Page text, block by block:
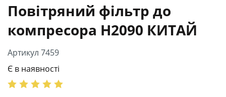
Повітряний фільтр до
компресора Н2090 КИТАЙ
Артикул 7459
Є в наявності